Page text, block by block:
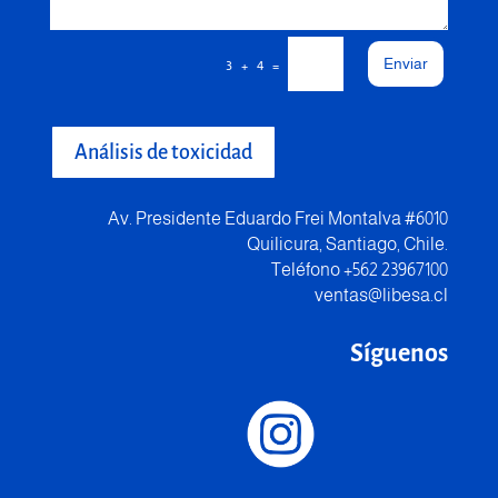
3 + 4 = Enviar
Análisis de toxicidad
Av. Presidente Eduardo Frei Montalva #6010
Quilicura, Santiago, Chile.
Teléfono +562 23967100
ventas@libesa.cl
Síguenos